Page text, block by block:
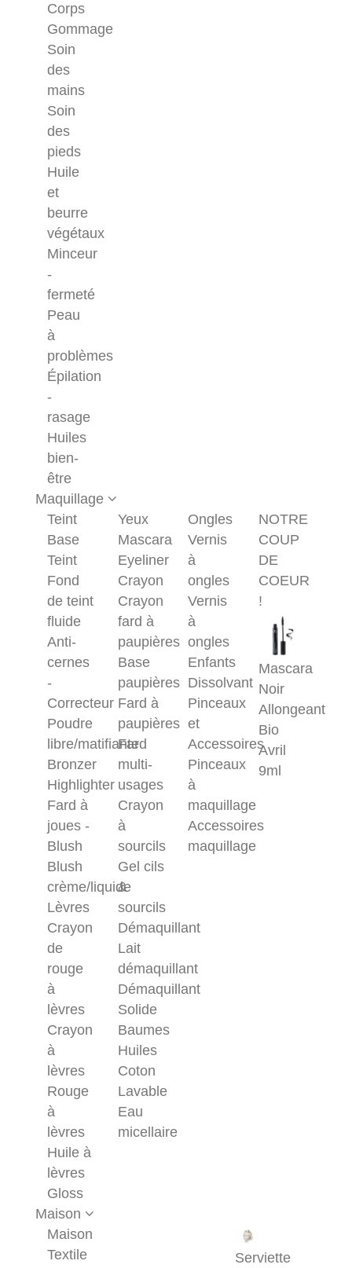
Corps
Gommage
Soin
des
mains
Soin
des
pieds
Huile
et
beurre
végétaux
Minceur
-
fermeté
Peau
à
problèmes
Épilation
-
rasage
Huiles
bien-
être
Maquillage
Teint
Base
Teint
Fond
de teint
fluide
Anti-
cernes
-
Correcteur
Poudre
libre/matifiante
Bronzer
Highlighter
Fard à
joues -
Blush
Blush
crème/liquide
Lèvres
Crayon
de
rouge
à
lèvres
Crayon
à
lèvres
Rouge
à
lèvres
Huile à
lèvres
Gloss
Yeux
Mascara
Eyeliner
Crayon
Crayon
fard à
paupières
Base
paupières
Fard à
paupières
Fard
multi-
usages
Crayon
à
sourcils
Gel cils
&
sourcils
Démaquillant
Lait
démaquillant
Démaquillant
Solide
Baumes
Huiles
Coton
Lavable
Eau
micellaire
Ongles
Vernis
à
ongles
Vernis
à
ongles
Enfants
Dissolvant
Pinceaux
et
Accessoires
Pinceaux
à
maquillage
Accessoires
maquillage
NOTRE
COUP
DE
COEUR
!
Mascara
Noir
Allongeant
Bio
Avril
9ml
Maison
Maison
Textile
Serviette